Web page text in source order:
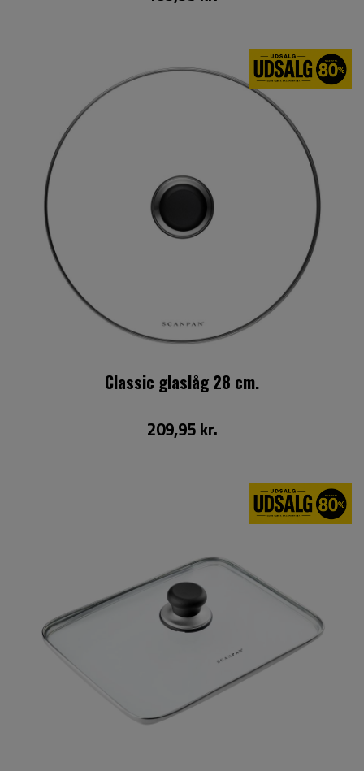
Classic glaslåg 28 cm.
209,95 kr.